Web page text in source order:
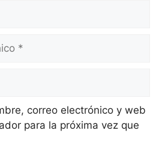
correo electrónico y web
para la próxima vez que